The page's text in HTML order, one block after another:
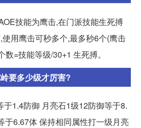
技能为鹰击,在门派技能生死搏
用鹰击可秒多个,最多秒6个(鹰击
=技能等级/30+1 生死搏。
要多少级才厉害?
于1.4防御 月亮石1级12防御等于8.
于6.67体 保持相同属性打一级月亮